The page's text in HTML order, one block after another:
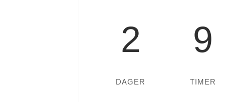
2
DAGER
9
TIMER